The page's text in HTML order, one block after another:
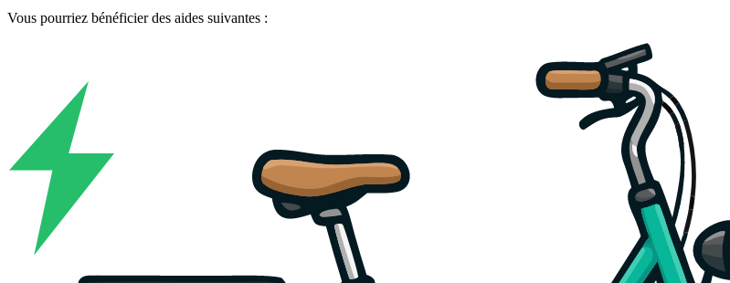
Vous pourriez bénéficier des aides suivantes :